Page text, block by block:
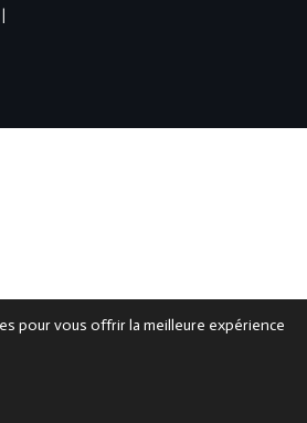
|
pour vous offrir la meilleure expérience
Bannière Des Cookies GDPR